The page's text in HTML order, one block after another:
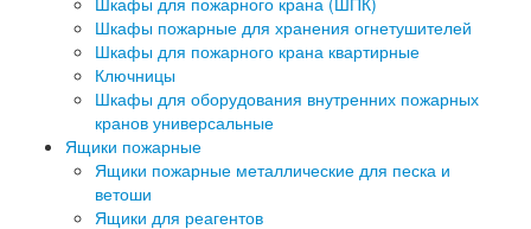
Шкафы пожарные для хранения огнетушителей
Шкафы для пожарного крана квартирные
Ключницы
Шкафы для оборудования внутренних пожарных
кранов универсальные
Ящики пожарные
Ящики пожарные металлические для песка и
ветоши
Ящики для реагентов